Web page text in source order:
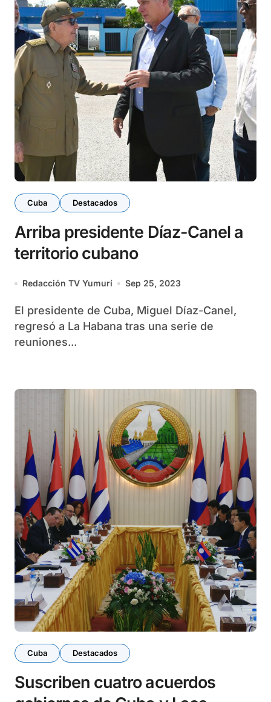
Cuba Destacados
Arriba presidente Díaz-Canel a
territorio cubano
Redacción TV Yumurí Sep 25, 2023
El presidente de Cuba, Miguel Díaz-Canel,
regresó a La Habana tras una serie de
reuniones...
Cuba Destacados
Suscriben cuatro acuerdos